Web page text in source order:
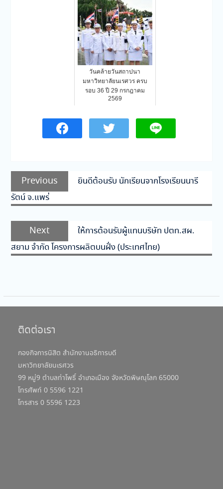
วันคล้ายวันสถาปนา
มหาวิทยาลัยนเรศวร ครบ
รอบ 36 ปี 29 กรกฎาคม
2569
แนะแนว
เรื่อง
Previous
Previous
post:
ยินดีต้อนรับ นักเรียนจากโรงเรียนนารี
รัตน์ จ.แพร่
Next
Next
post:
ให้การต้อนรับผู้แทนบริษัท ปตท.สผ.
สยาม จำกัด โครงการผลิตบนฝั่ง (ประเทศไทย)
ติดต่อเรา
กองกิจการนิสิต สำนักงานอธิการบดี
มหาวิทยาลัยนเรศวร
99 หมู่9 ตำบลท่าโพธิ์ อำเภอเมือง จังหวัดพิษณุโลก 65000
โทรศัพท์ 0 5596 1221
โทรสาร 0 5596 1223